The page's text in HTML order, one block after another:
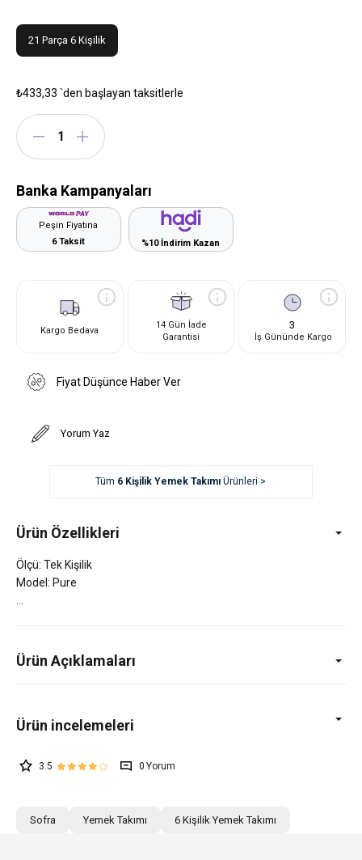
21 Parça 6 Kişilik
₺433,33 `den başlayan taksitlerle
Banka Kampanyaları
Peşin Fiyatına
6 Taksit
%10 İndirim Kazan
Kargo Bedava
14 Gün İade
Garantisi
3
İş Gününde Kargo
Fiyat Düşünce Haber Ver
Yorum Yaz
Tüm 6 Kişilik Yemek Takımı Ürünleri >
Ürün Özellikleri
Ölçü: Tek Kişilik
Model: Pure
Ürün Açıklamaları
3.5 0
Sofra Yemek Takımı 6 Kişilik Yemek Takımı